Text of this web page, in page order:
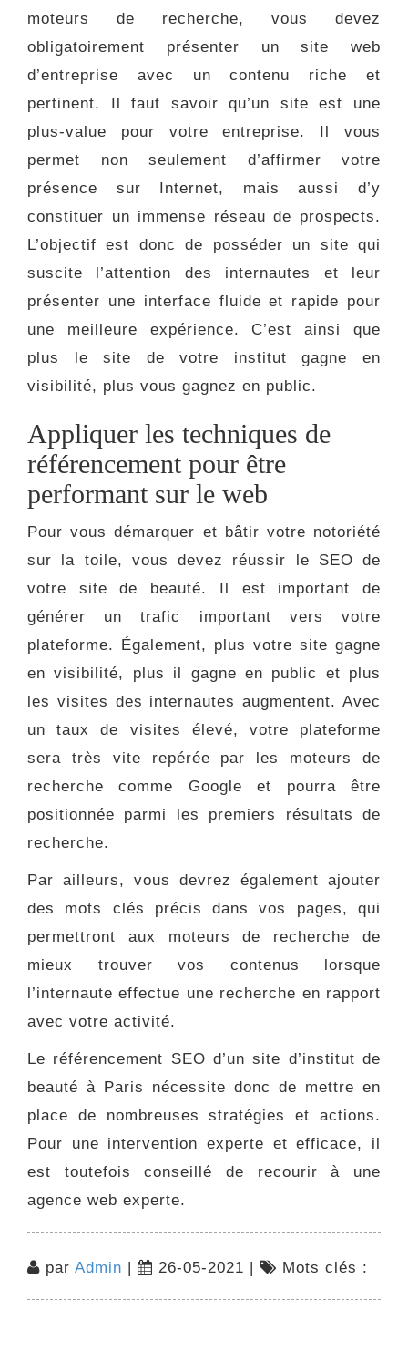
moteurs de recherche, vous devez
obligatoirement présenter un site web
d’entreprise avec un contenu riche et
pertinent. Il faut savoir qu’un site est une
plus-value pour votre entreprise. Il vous
permet non seulement d’affirmer votre
présence sur Internet, mais aussi d’y
constituer un immense réseau de prospects.
L’objectif est donc de posséder un site qui
suscite l’attention des internautes et leur
présenter une interface fluide et rapide pour
une meilleure expérience. C’est ainsi que
plus le site de votre institut gagne en
visibilité, plus vous gagnez en public.
Appliquer les techniques de
référencement pour être
performant sur le web
Pour vous démarquer et bâtir votre notoriété
sur la toile, vous devez réussir le SEO de
votre site de beauté. Il est important de
générer un trafic important vers votre
plateforme. Également, plus votre site gagne
en visibilité, plus il gagne en public et plus
les visites des internautes augmentent. Avec
un taux de visites élevé, votre plateforme
sera très vite repérée par les moteurs de
recherche comme Google et pourra être
positionnée parmi les premiers résultats de
recherche.
Par ailleurs, vous devrez également ajouter
des mots clés précis dans vos pages, qui
permettront aux moteurs de recherche de
mieux trouver vos contenus lorsque
l’internaute effectue une recherche en rapport
avec votre activité.
Le référencement SEO d’un site d’institut de
beauté à Paris nécessite donc de mettre en
place de nombreuses stratégies et actions.
Pour une intervention experte et efficace, il
est toutefois conseillé de recourir à une
agence web experte.
par Admin | 26-05-2021 | Mots clés :